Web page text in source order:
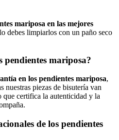
mariposa en las mejores
debes limpiarlos con un paño seco
pendientes mariposa?
en los pendientes mariposa,
nuestras piezas de bisutería van
que certifica la autenticidad y la
de los pendientes